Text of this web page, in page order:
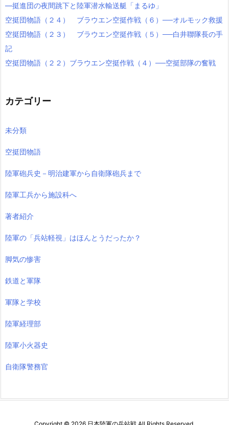
―挺進団の夜間跳下と陸軍潜水輸送艇「まるゆ」
空挺団物語（２４） ブラウエン空挺作戦（６）──オルモック救援
空挺団物語（２３） ブラウエン空挺作戦（５）──白井聯隊長の手
記
空挺団物語（２２）ブラウエン空挺作戦（４）──空挺部隊の奮戦
カテゴリー
未分類
空挺団物語
陸軍砲兵史－明治建軍から自衛隊砲兵まで
陸軍工兵から施設科へ
著者紹介
陸軍の「兵站軽視」はほんとうだったか？
脚気の惨害
鉄道と軍隊
軍隊と学校
陸軍経理部
陸軍小火器史
自衛隊警務官